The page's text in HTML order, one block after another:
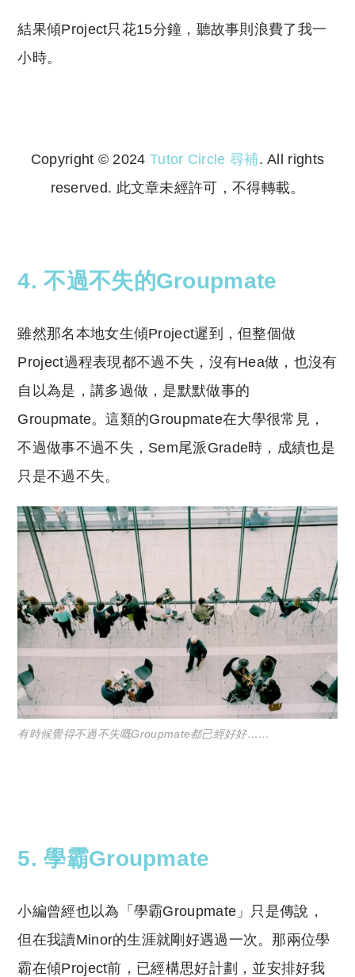
結果傾Project只花15分鐘，聽故事則浪費了我一
小時。
Copyright © 2024 Tutor Circle 尋補. All rights
reserved. 此文章未經許可，不得轉載。
4. 不過不失的Groupmate
雖然那名本地女生傾Project遲到，但整個做
Project過程表現都不過不失，沒有Hea做，也沒有
自以為是，講多過做，是默默做事的
Groupmate。這類的Groupmate在大學很常見，
不過做事不過不失，Sem尾派Grade時，成績也是
只是不過不失。
有時候覺得不過不失嘅Groupmate都已經好好……
5. 學霸Groupmate
小編曾經也以為「學霸Groupmate」只是傳說，
但在我讀Minor的生涯就剛好遇過一次。那兩位學
霸在傾Project前，已經構思好計劃，並安排好我